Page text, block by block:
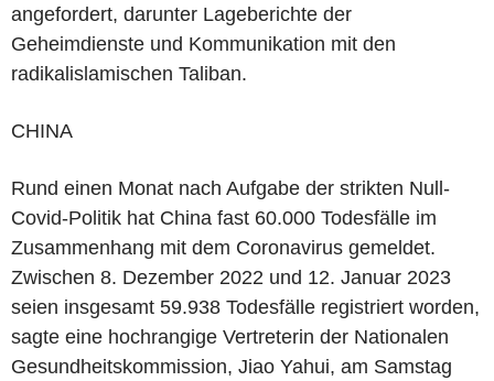
angefordert, darunter Lageberichte der
Geheimdienste und Kommunikation mit den
radikalislamischen Taliban.
CHINA
Rund einen Monat nach Aufgabe der strikten Null-
Covid-Politik hat China fast 60.000 Todesfälle im
Zusammenhang mit dem Coronavirus gemeldet.
Zwischen 8. Dezember 2022 und 12. Januar 2023
seien insgesamt 59.938 Todesfälle registriert worden,
sagte eine hochrangige Vertreterin der Nationalen
Gesundheitskommission, Jiao Yahui, am Samstag